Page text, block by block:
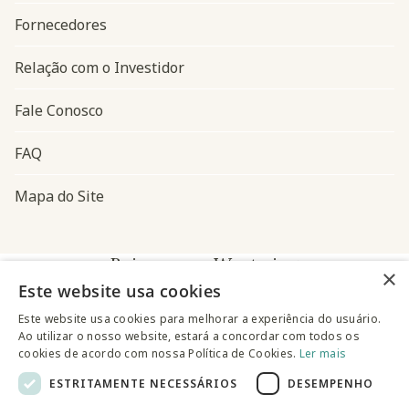
Fornecedores
Relação com o Investidor
Fale Conosco
FAQ
Mapa do Site
Baixe o app Westwing
×
Este website usa cookies
Este website usa cookies para melhorar a experiência do usuário.
Ao utilizar o nosso website, estará a concordar com todos os
cookies de acordo com nossa Política de Cookies. Ler mais
ESTRITAMENTE NECESSÁRIOS
DESEMPENHO